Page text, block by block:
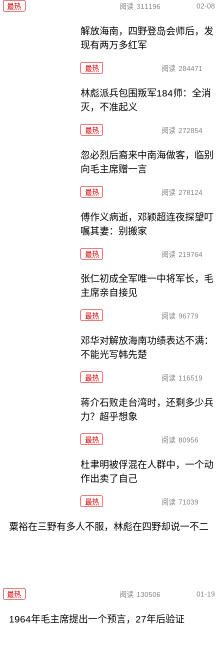
最热 阅读 311196 02-08
解放海南，四野登岛会师后，发
现有两万多红军
最热 阅读 284471
林彪派兵包围叛军184师：全消
灭，不准起义
最热 阅读 272854
忽必烈后裔来中南海做客，临别
向毛主席赠一言
最热 阅读 278124
傅作义病逝，邓颖超连夜探望叮
嘱其妻：别搬家
最热 阅读 219764
张仁初成全军唯一中将军长，毛
主席亲自接见
最热 阅读 96779
邓华对解放海南功绩表达不满：
不能光写韩先楚
最热 阅读 116519
蒋介石败走台湾时，还剩多少兵
力？超乎想象
最热 阅读 80956
杜聿明被俘混在人群中，一个动
作出卖了自己
最热 阅读 71039
粟裕在三野有多人不服，林彪在四野却说一不二
最热 阅读 130506 01-19
1964年毛主席提出一个预言，27年后验证